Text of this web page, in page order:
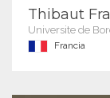
Thibaut
Universite de
Francia